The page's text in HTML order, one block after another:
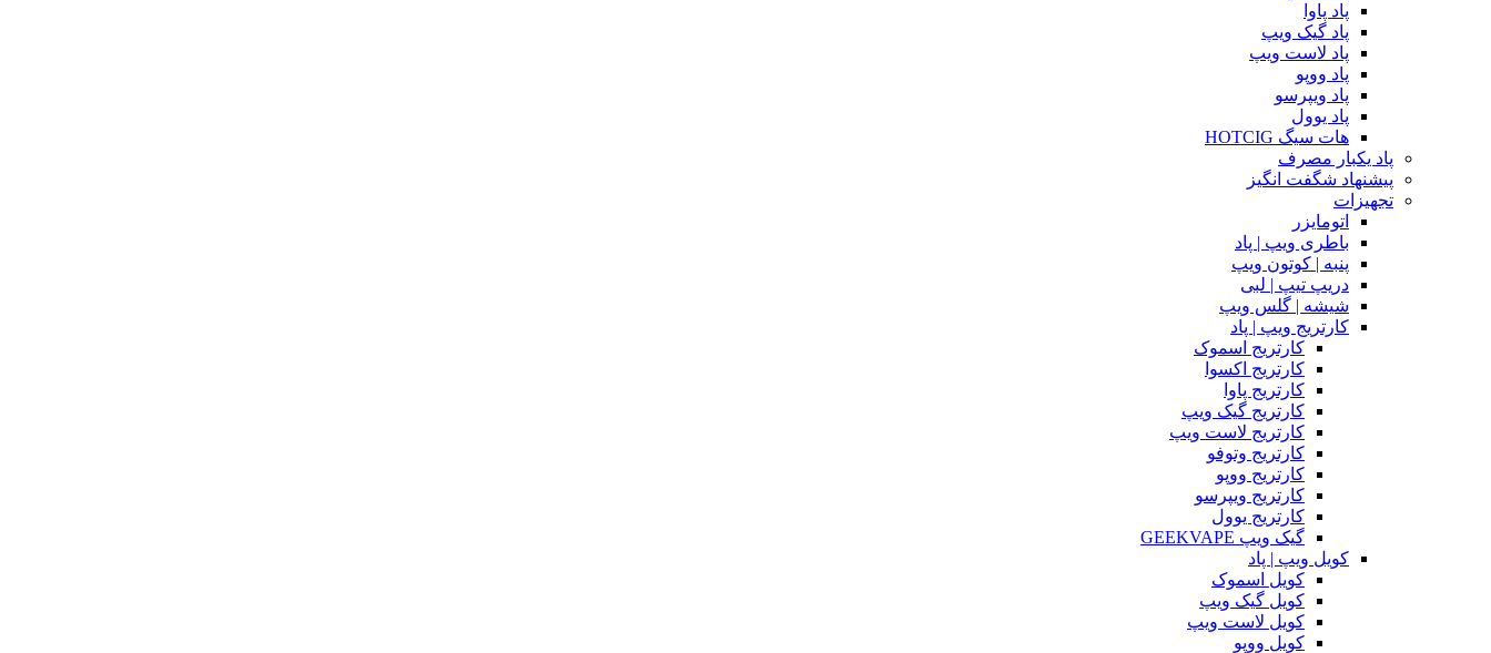
پاد پاوا
پاد گیک ویپ
پاد لاست ویپ
پاد ووپو
پاد ویپرسو
پاد یوول
هات سیگ HOTCIG
پاد یکبار مصرف
پیشنهاد شگفت انگیز
تجهیزات
اتومایزر
باطری ویپ | پاد
پنبه | کوتون ویپ
دریپ تیپ | لبی
شیشه | گلس ویپ
کارتریج ویپ | پاد
کارتریج اسموک
کارتریج اکسوا
کارتریج پاوا
کارتریج گیک ویپ
کارتریج لاست ویپ
کارتریج وتوفو
کارتریج ووپو
کارتریج ویپرسو
کارتریج یوول
گیک ویپ GEEKVAPE
کویل ویپ | پاد
کویل اسموک
کویل گیک ویپ
کویل لاست ویپ
کویل ووپو